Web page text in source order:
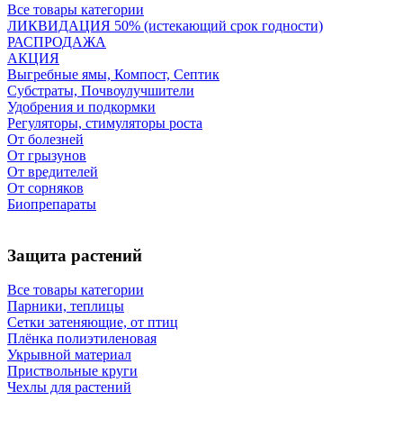
Все товары категории
ЛИКВИДАЦИЯ 50% (истекающий срок годности)
РАСПРОДАЖА
АКЦИЯ
Выгребные ямы, Компост, Септик
Субстраты, Почвоулучшители
Удобрения и подкормки
Регуляторы, стимуляторы роста
От болезней
От грызунов
От вредителей
От сорняков
Биопрепараты
Защита растений
Все товары категории
Парники, теплицы
Сетки затеняющие, от птиц
Плёнка полиэтиленовая
Укрывной материал
Приствольные круги
Чехлы для растений